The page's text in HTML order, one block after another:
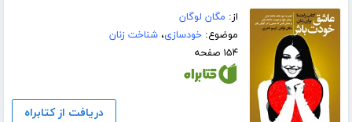
از: مگان لوگان
موضوع:خودسازی،شناخت زنان
۱۵۴ صفحه
دریافت از کتابراه